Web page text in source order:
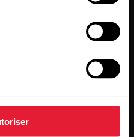
vous acceptez de recevoir
avoir lu notre
Déclaration
À propos de Polar